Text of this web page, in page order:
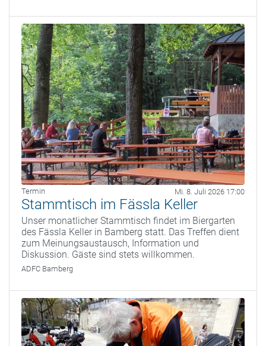
Termin Mi. 8. Juli 2026 17:00
Stammtisch im Fässla Keller
Unser monatlicher Stammtisch findet im Biergarten
des Fässla Keller in Bamberg statt. Das Treffen dient
zum Meinungsaustausch, Information und
Diskussion. Gäste sind stets willkommen.
ADFC Bamberg